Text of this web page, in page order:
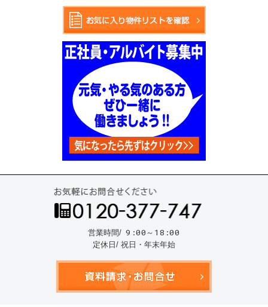
営業時間/ 9:00～18:00
定休日/ 祝日・年末年始